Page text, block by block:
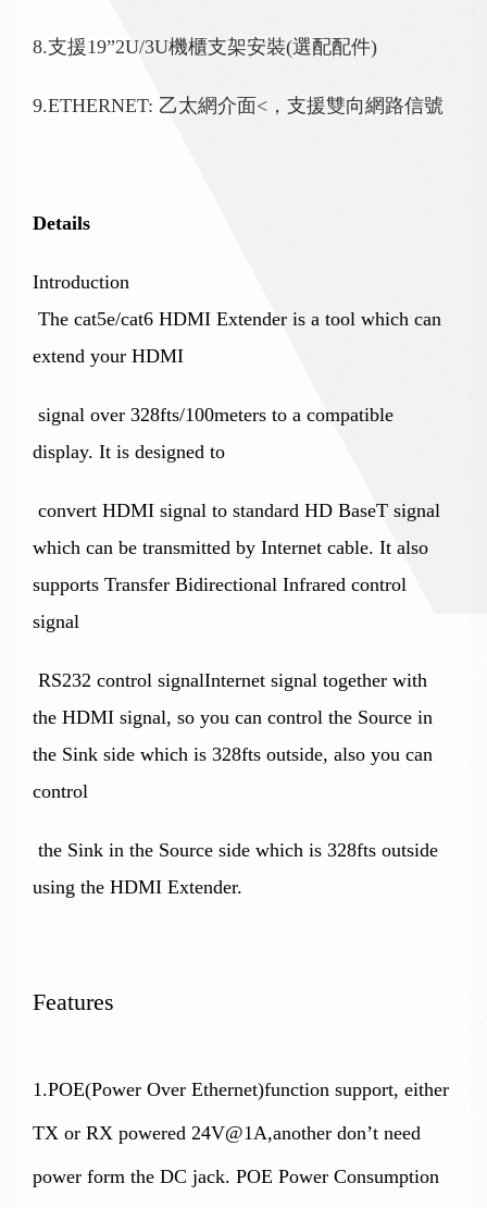
8.支援19”2U/3U機櫃支架安裝(選配配件)
9.ETHERNET: 乙太網介面< ，支援雙向網路信號
Details
Introduction
The cat5e/cat6 HDMI Extender is a tool which can
extend your HDMI
signal over 328fts/100meters to a compatible
display. It is designed to
convert HDMI signal to standard HD BaseT signal
which can be transmitted by Internet cable. It also
supports Transfer Bidirectional Infrared control
signal
RS232 control signalInternet signal together with
the HDMI signal, so you can control the Source in
the Sink side which is 328fts outside, also you can
control
the Sink in the Source side which is 328fts outside
using the HDMI Extender.
Features
1.POE(Power Over Ethernet)function support, either
TX or RX powered 24V@1A,another don’t need
power form the DC jack. POE Power Consumption